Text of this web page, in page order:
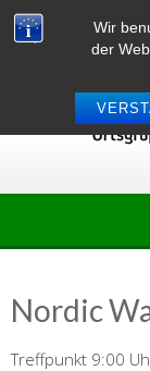
Wir
der
Skip
to
Nordic
Treffpunkt 9:00